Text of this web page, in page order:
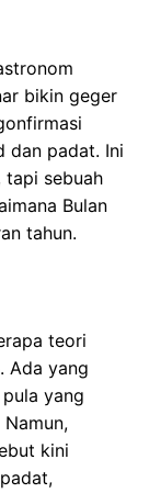
bikin geger
dan padat. Ini
tapi sebuah
Bulan
tahun.
teori
Ada yang
yang
kini